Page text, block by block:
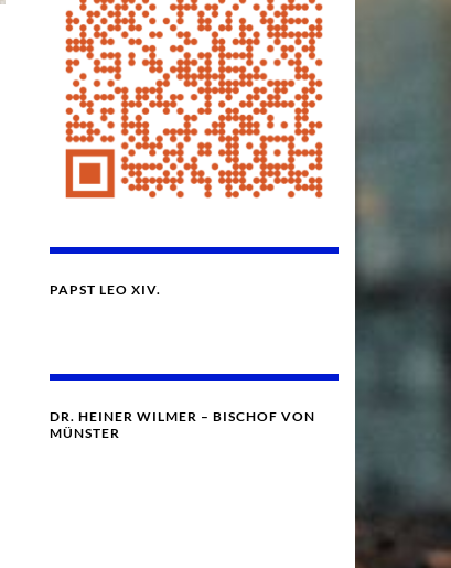
PAPST LEO XIV.
DR. HEINER WILMER – BISCHOF VON
MÜNSTER